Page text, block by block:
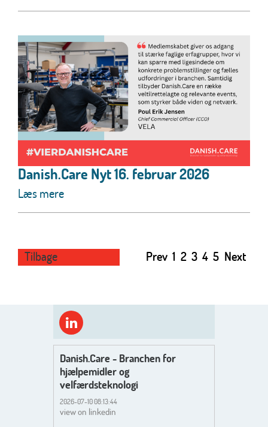
Danish.Care Nyt 16. februar 2026
Læs mere
Tilbage Prev 1 2 3 4 5 Next
Danish.Care - Branchen for
hjælpemidler og
velfærdsteknologi
2026-07-10 08:13:44
view on linkedin